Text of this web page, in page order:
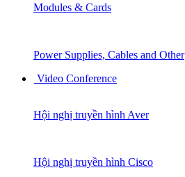
Modules & Cards
Power Supplies, Cables and Other
Video Conference
Hội nghị truyền hình Aver
Hội nghị truyền hình Cisco